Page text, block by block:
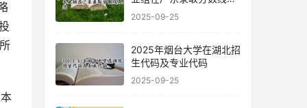
位次
2025-09-25
2025年烟台大学在湖北招
生代码及专业代码
2025-09-25